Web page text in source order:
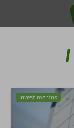
Investimentos